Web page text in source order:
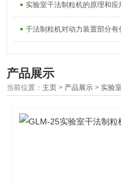
实验室干法制粒机的原理和应
干法制粒机对动力装置部分有
产品展示
当前位置： 主页 > 产品展示 >实验